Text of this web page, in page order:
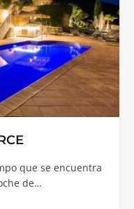
que se encuentra
de…